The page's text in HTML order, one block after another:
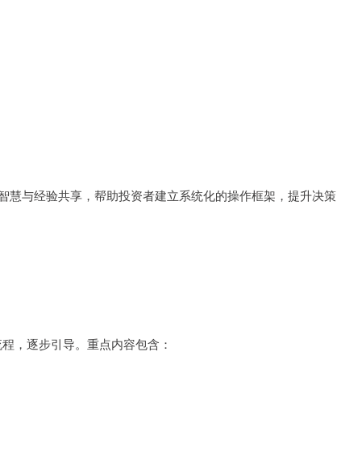
与经验共享，帮助投资者建立系统化的操作框架，提升决策
，逐步引导。重点内容包含：